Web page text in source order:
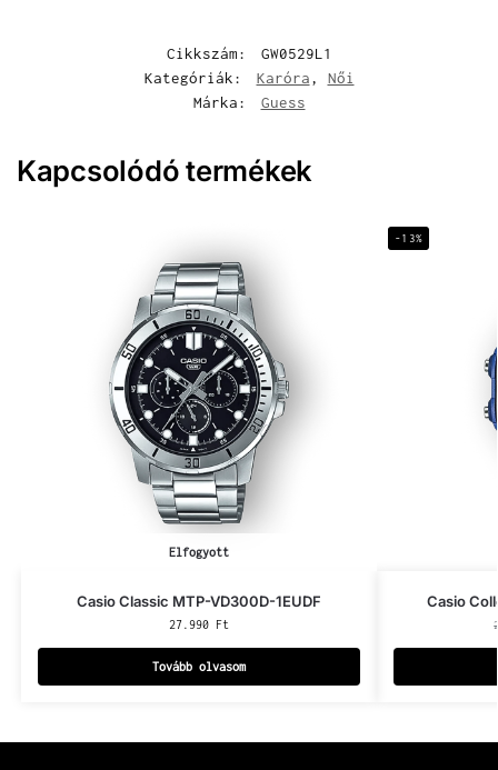
Cikkszám:
GW0529L1
Kategóriák:
Karóra, Női
Márka:
Guess
Kapcsolódó termékek
Elfogyott
Casio Classic MTP-VD300D-1EUDF
27.990 Ft
Tovább olvasom
-13%
Casio